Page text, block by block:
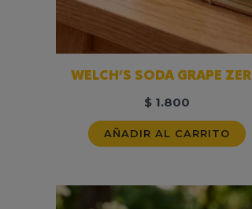
WELCH’S SODA GRAPE
$1.800
AÑADIR AL CARRITO